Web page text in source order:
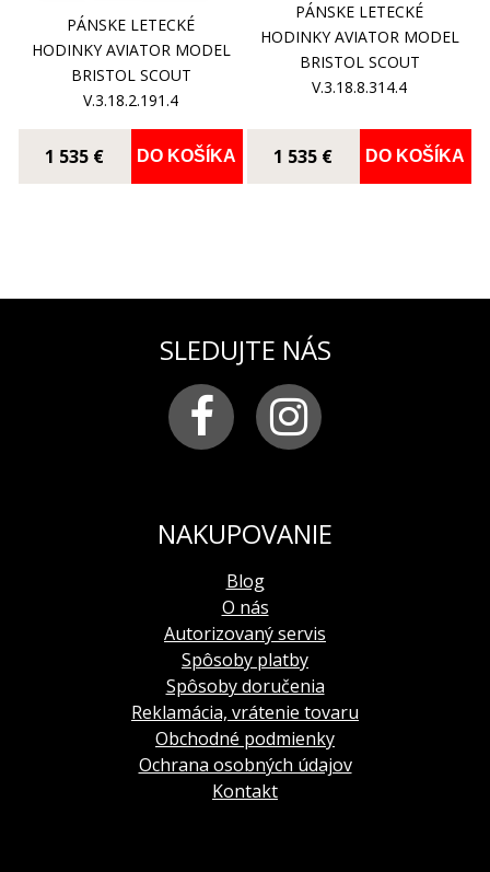
PÁNSKE LETECKÉ
HODINKY AVIATOR MODEL
BRISTOL SCOUT
V.3.18.2.191.4
1 535 € DO KOŠÍKA
PÁNSKE LETECKÉ
HODINKY AVIATOR MODEL
BRISTOL SCOUT
V.3.18.8.314.4
1 535 € DO KOŠÍKA
SLEDUJTE NÁS
NAKUPOVANIE
Blog
O nás
Autorizovaný servis
Spôsoby platby
Spôsoby doručenia
Reklamácia, vrátenie tovaru
Obchodné podmienky
Ochrana osobných údajov
Kontakt